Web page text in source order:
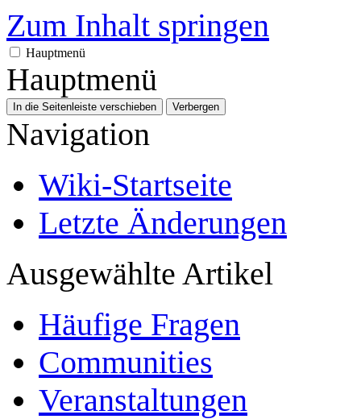
Zum Inhalt springen
Hauptmenü
Hauptmenü
In die Seitenleiste verschieben Verbergen
Navigation
Wiki-Startseite
Letzte Änderungen
Ausgewählte Artikel
Häufige Fragen
Communities
Veranstaltungen